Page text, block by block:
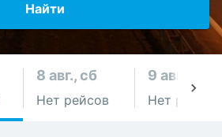
Найти
8 авг., сб
Нет рейсов
9 авг., вс
Нет рейсов